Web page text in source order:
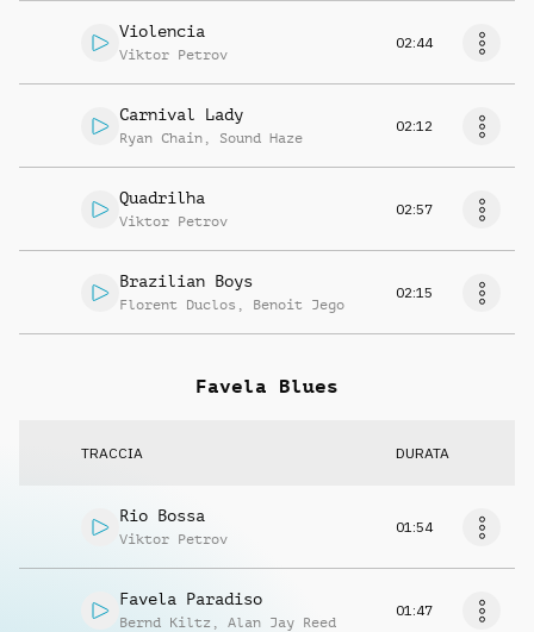
Violencia
Viktor Petrov
02:44
Carnival Lady
Ryan Chain , Sound Haze
02:12
Quadrilha
Viktor Petrov
02:57
Brazilian Boys
Florent Duclos , Benoit Jego
02:15
Favela Blues
TRACCIA DURATA
Rio Bossa
Viktor Petrov
01:54
Favela Paradiso
Bernd Kiltz , Alan Jay Reed
01:47